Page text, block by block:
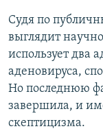
Судя по
выглядит
использует два
аденовируса,
Но последнюю
завершила, и
скептицизма.